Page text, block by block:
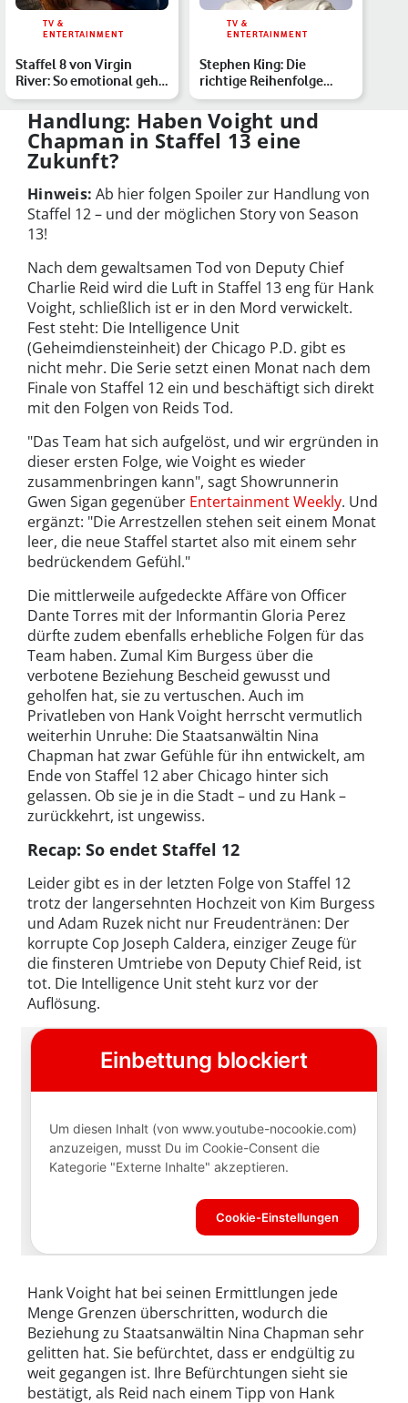
TV &
ENTERTAINMENT
Staffel 8 von Virgin
River: So emotional geht
der Netflix-Hit wei…
TV &
ENTERTAINMENT
Stephen King: Die
richtige Reihenfolge
seiner Bücher
Handlung: Haben Voight und
Chapman in Staffel 13 eine
Zukunft?
Hinweis: Ab hier folgen Spoiler zur Handlung von
Staffel 12 – und der möglichen Story von Season
13!
Nach dem gewaltsamen Tod von Deputy Chief
Charlie Reid wird die Luft in Staffel 13 eng für Hank
Voight, schließlich ist er in den Mord verwickelt.
Fest steht: Die Intelligence Unit
(Geheimdiensteinheit) der Chicago P.D. gibt es
nicht mehr. Die Serie setzt einen Monat nach dem
Finale von Staffel 12 ein und beschäftigt sich direkt
mit den Folgen von Reids Tod.
"Das Team hat sich aufgelöst, und wir ergründen in
dieser ersten Folge, wie Voight es wieder
zusammenbringen kann", sagt Showrunnerin
Gwen Sigan gegenüber Entertainment Weekly. Und
ergänzt: "Die Arrestzellen stehen seit einem Monat
leer, die neue Staffel startet also mit einem sehr
bedrückendem Gefühl."
Die mittlerweile aufgedeckte Affäre von Officer
Dante Torres mit der Informantin Gloria Perez
dürfte zudem ebenfalls erhebliche Folgen für das
Team haben. Zumal Kim Burgess über die
verbotene Beziehung Bescheid gewusst und
geholfen hat, sie zu vertuschen. Auch im
Privatleben von Hank Voight herrscht vermutlich
weiterhin Unruhe: Die Staatsanwältin Nina
Chapman hat zwar Gefühle für ihn entwickelt, am
Ende von Staffel 12 aber Chicago hinter sich
gelassen. Ob sie je in die Stadt – und zu Hank –
zurückkehrt, ist ungewiss.
Recap: So endet Staffel 12
Leider gibt es in der letzten Folge von Staffel 12
trotz der langersehnten Hochzeit von Kim Burgess
und Adam Ruzek nicht nur Freudentränen: Der
korrupte Cop Joseph Caldera, einziger Zeuge für
die finsteren Umtriebe von Deputy Chief Reid, ist
tot. Die Intelligence Unit steht kurz vor der
Auflösung.
Hank Voight hat bei seinen Ermittlungen jede
Menge Grenzen überschritten, wodurch die
Beziehung zu Staatsanwältin Nina Chapman sehr
gelitten hat. Sie befürchtet, dass er endgültig zu
weit gegangen ist. Ihre Befürchtungen sieht sie
bestätigt, als Reid nach einem Tipp von Hank